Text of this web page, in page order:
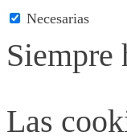
Necesarias
Siempre
Las